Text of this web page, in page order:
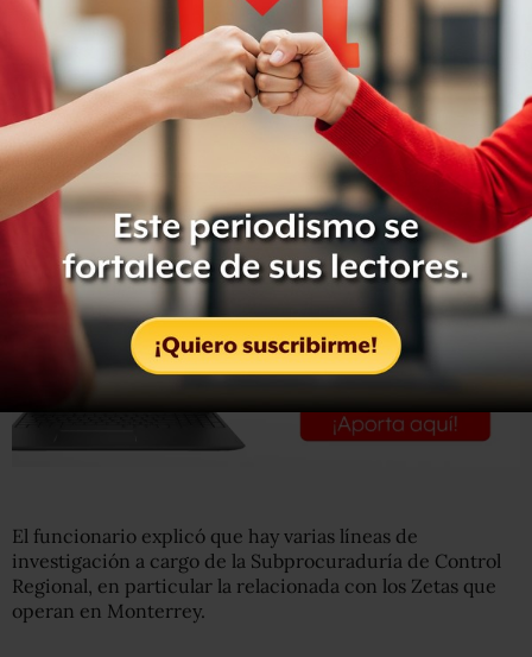
Además, Salinas Martínez dijo que la PGR tiene
arraigados a tres sujetos: Roberto Carlos López Castro,
José Alberto Loera Rodríguez y Miguel Ángel Barraza
Escamilla, cuya medida cautelar vence entre el 8 y 22 de
noviembre.
El funcionario explicó que hay varias líneas de
investigación a cargo de la Subprocuraduría de Control
Regional, en particular la relacionada con los Zetas que
operan en Monterrey.